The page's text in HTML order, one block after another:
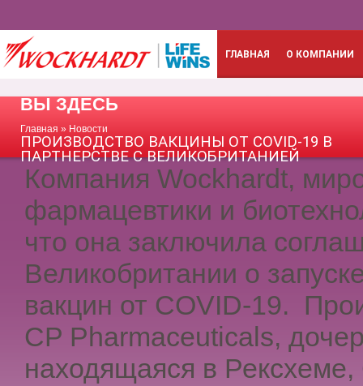
ГЛАВНАЯ О КОМПАНИИ
ВЫ ЗДЕСЬ
Главная » Новости
ПРОИЗВОДСТВО ВАКЦИНЫ ОТ COVID-19 В
ПАРТНЕРСТВЕ С ВЕЛИКОБРИТАНИЕЙ
Компания Wockhardt,
фармацевтики и
что она заключила
Великобритании о
вакцин от COVID-19.
CP Pharmaceuticals,
находящаяся в